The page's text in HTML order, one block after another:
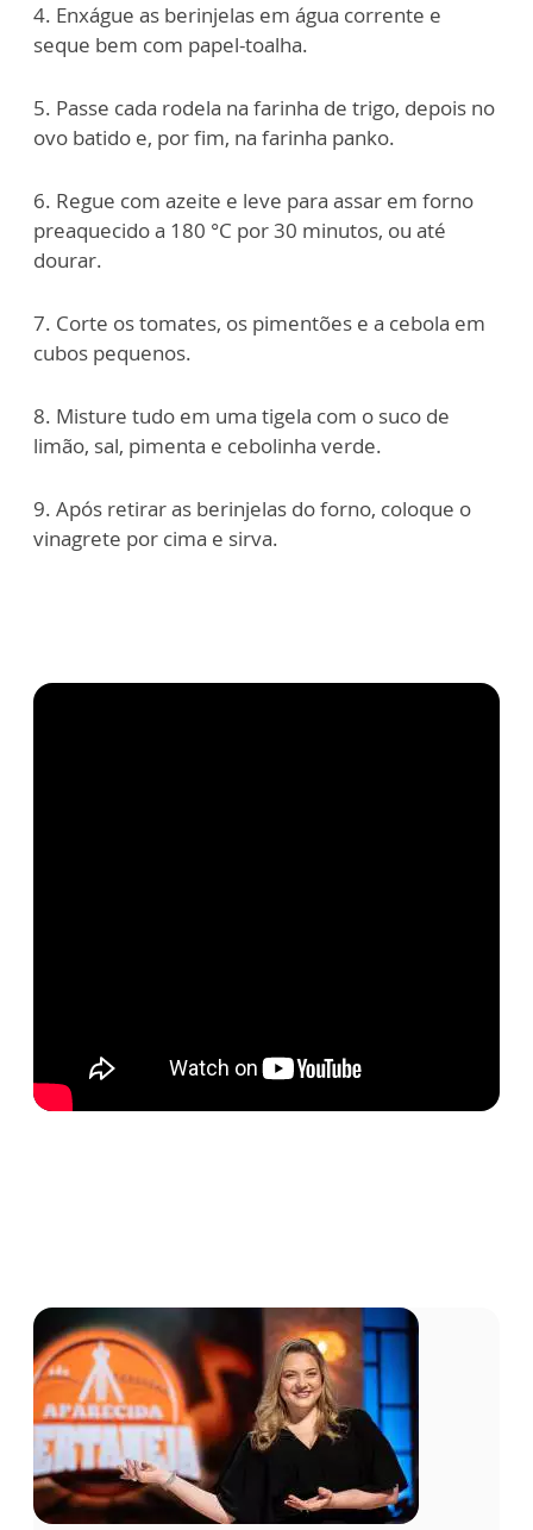
4. Enxágue as berinjelas em água corrente e
seque bem com papel-toalha.
5. Passe cada rodela na farinha de trigo, depois no
ovo batido e, por fim, na farinha panko.
6. Regue com azeite e leve para assar em forno
preaquecido a 180 °C por 30 minutos, ou até
dourar.
7. Corte os tomates, os pimentões e a cebola em
cubos pequenos.
8. Misture tudo em uma tigela com o suco de
limão, sal, pimenta e cebolinha verde.
9. Após retirar as berinjelas do forno, coloque o
vinagrete por cima e sirva.